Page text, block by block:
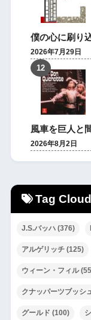
僕の心に刷り
2026年7月29日
風車を巨人と
2026年8月2日
Tag Cloud
J.S.バッハ(376)
アルゲリッチ(125)
ウィーン・フィル
クナッパーツブッシュ
グールド (100)